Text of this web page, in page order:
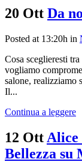
20 Ott Da
Posted at 13:20h in
Cosa sceglieresti
vogliamo
salone, realizziamo
Il...
Continua a leggere
12 Ott Alice
Bellezza su